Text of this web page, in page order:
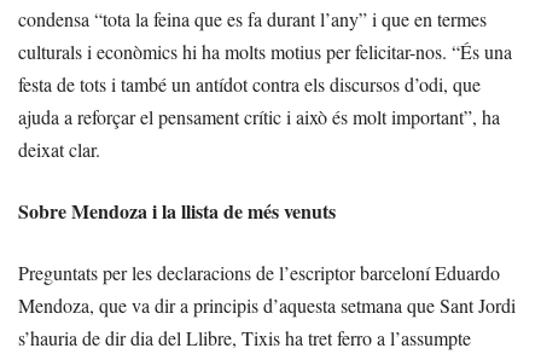
condensa “tota la feina que es fa durant l’any” i que en termes
culturals i econòmics hi ha molts motius per felicitar-nos. “És una
festa de tots i també un antídot contra els discursos d’odi, que
ajuda a reforçar el pensament crític i això és molt important”, ha
deixat clar.
Sobre Mendoza i la llista de més venuts
Preguntats per les declaracions de l’escriptor barceloní Eduardo
Mendoza, que va dir a principis d’aquesta setmana que Sant Jordi
s’hauria de dir dia del Llibre, Tixis ha tret ferro a l’assumpte